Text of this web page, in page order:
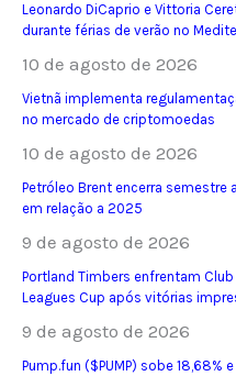
Leonardo DiCaprio e Vittoria
durante férias de verão no
10 de agosto de 2026
Vietnã implementa
no mercado de criptomoedas
10 de agosto de 2026
Petróleo Brent encerra semestre
em relação a 2025
9 de agosto de 2026
Portland Timbers enfrentam
Leagues Cup após vitórias
9 de agosto de 2026
Pump.fun ($PUMP) sobe 18,68%